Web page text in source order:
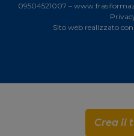
Crea il
09504521007 –
Sito web realizzato con